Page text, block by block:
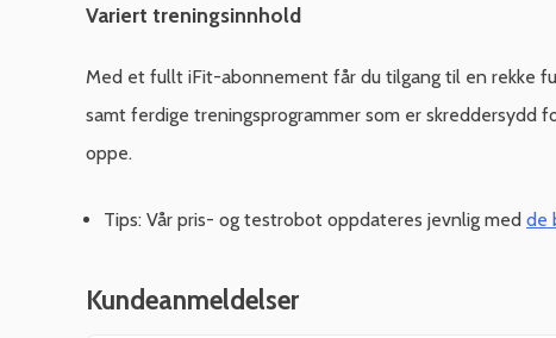
Variert treningsinnhold
Med et fullt iFit-abonnement får du tilgang til en rekke
samt ferdige treningsprogrammer som er skreddersydd
oppe.
Tips: Vår pris- og testrobot oppdateres jevnlig med de
Kundeanmeldelser